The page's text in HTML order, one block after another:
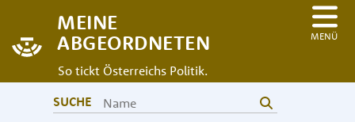
MEINE
ABGEORDNETEN
So tickt Österreichs Politik.
MENÜ
SUCHE